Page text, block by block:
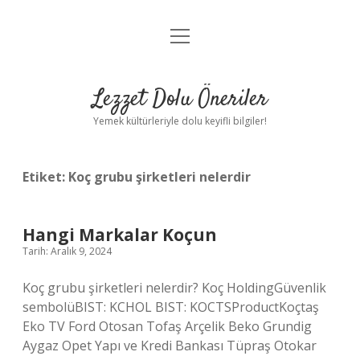
Anasayfa
Yasal Uyarı
menüyü
Lezzet Dolu Öneriler
Yemek kültürleriyle dolu keyifli bilgiler!
Etiket: Koç grubu şirketleri nelerdir
Hangi Markalar Koçun
Tarih: Aralık 9, 2024
Koç grubu şirketleri nelerdir? Koç HoldingGüvenlik
sembolüBIST: KCHOL BIST: KOCTSProductKoçtaş
Eko TV Ford Otosan Tofaş Arçelik Beko Grundig
Aygaz Opet Yapı ve Kredi Bankası Tüpraş Otokar